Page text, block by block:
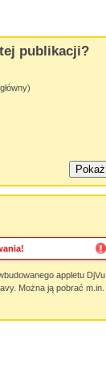
publikacji?
appletu DjVu
Można ją pobrać m.in.